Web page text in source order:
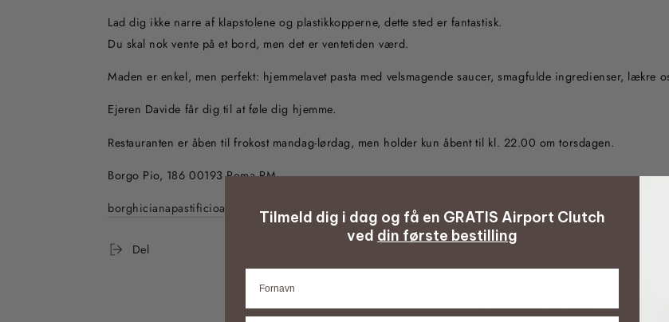
Lad dig ikke narre af klapstolene og plastikkopperne, dette sted er fantastisk.
Du skal nok vente på et bord, men det er ventetiden værd.
Maden er enkel, men perfekt: hjemmelavet pasta med velsmagende saucer, smagfulde ingredienser, lækre
Ejeren Davide får dig til at føle dig hjemme.
Restauranten er åben til frokost mandag-lørdag, men holder kun åbent til kl. 22.00 om torsdagen.
Borgo Pio, 186 00193 Roma RM
borghicianapastificioartigianale.business.site
Del
TILBAGE TIL ROM
Tilmeld dig i dag og få en GRATIS Airport Clutch
ved din første bestilling